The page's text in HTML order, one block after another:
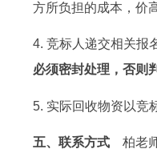
方所负担的成本，价
4. 竞标人递交相关报
必须密封处理，否则
5. 实际回收物资以竞
五、联系方式 柏老